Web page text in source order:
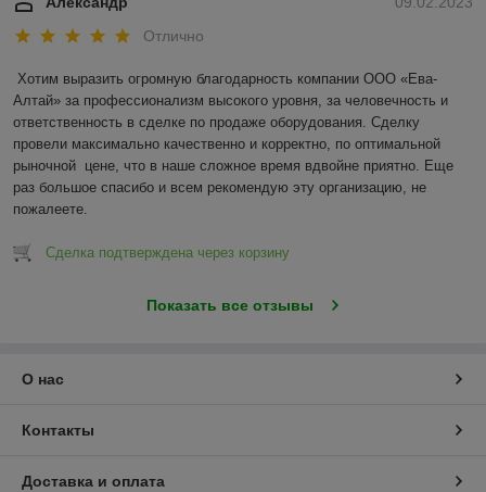
Отлично
Хотим выразить огромную благодарность компании ООО «Ева-
Алтай» за профессионализм высокого уровня, за человечность и
ответственность в сделке по продаже оборудования. Сделку
провели максимально качественно и корректно, по оптимальной
рыночной  цене, что в наше сложное время вдвойне приятно. Еще
раз большое спасибо и всем рекомендую эту организацию, не
пожалеете.
Сделка подтверждена через корзину
Показать все отзывы
О нас
Контакты
Доставка и оплата